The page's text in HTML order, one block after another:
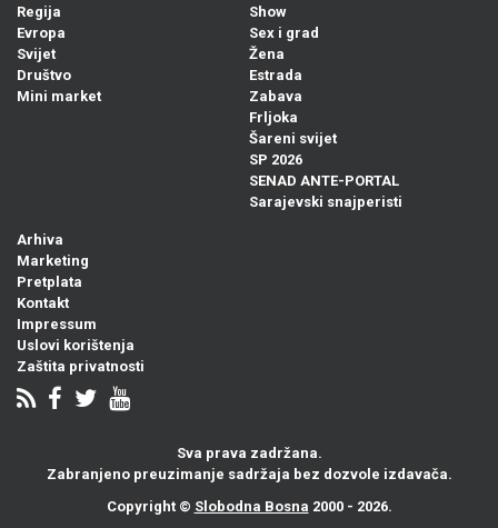
Regija
Evropa
Svijet
Društvo
Mini market
Show
Sex i grad
Žena
Estrada
Zabava
Frljoka
Šareni svijet
SP 2026
SENAD ANTE-PORTAL
Sarajevski snajperisti
Arhiva
Marketing
Pretplata
Kontakt
Impressum
Uslovi korištenja
Zaštita privatnosti
Sva prava zadržana.
Zabranjeno preuzimanje sadržaja bez dozvole izdavača.
Copyright © Slobodna Bosna 2000 - 2026.